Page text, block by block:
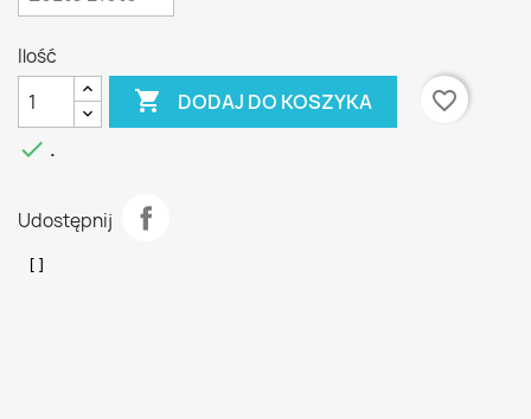
Ilość
 DODAJ DO KOSZYKA
favorite_border
 .
Udostępnij